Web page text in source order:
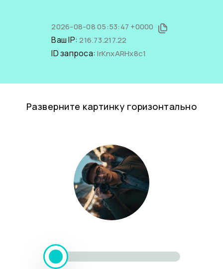
2026-08-08 05:53:47 +0000
Ваш IP:216.73.217.22
ID запроса:lrKnxARHx8c1
Разверните картинку горизонтально